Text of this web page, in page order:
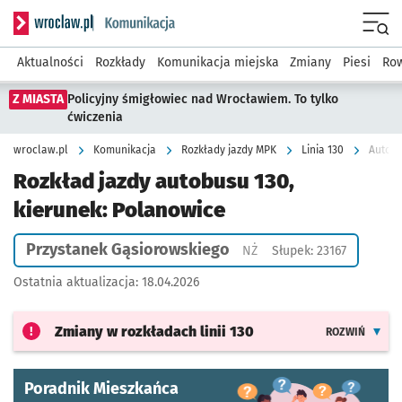
Serwis informacyjny wroclaw.pl podserwis: Komunikacja
Aktualności Rozkłady Komunikacja miejska Zmiany Piesi
Z MIASTA Policyjny śmigłowiec nad Wrocławiem. To tylko
ćwiczenia
wroclaw.pl Komunikacja Rozkłady jazdy MPK Linia 130
Rozkład jazdy autobusu 130,
kierunek: Polanowice
Przystanek Gąsiorowskiego NŻPrzystanek na życzenie
Słupek: 23167
Ostatnia aktualizacja: 18.04.2026
Zmiany w rozkładach linii 130 ROZWIŃ
Poradnik Mieszkańca